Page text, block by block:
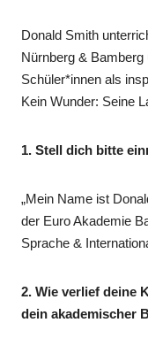
Donald Smith
Nürnberg &
Schüler*innen als
Kein Wunder: Seine
1. Stell dich bitte
„Mein Name ist
der Euro Akademie
Sprache &
2. Wie verlief deine
dein akademischer